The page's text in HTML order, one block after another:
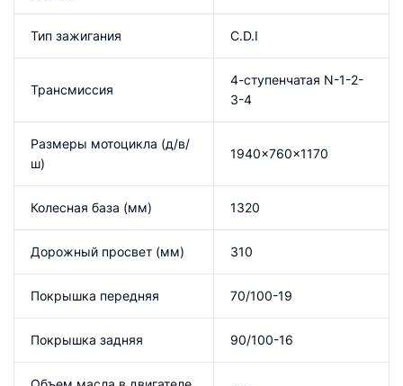
Тип зажигания C.D.I
Трансмиссия
4-ступенчатая N-1-2-
3-4
Размеры мотоцикла (д/в/
ш)
1940x760x1170
Колесная база (мм) 1320
Дорожный просвет (мм) 310
Покрышка передняя 70/100-19
Покрышка задняя 90/100-16